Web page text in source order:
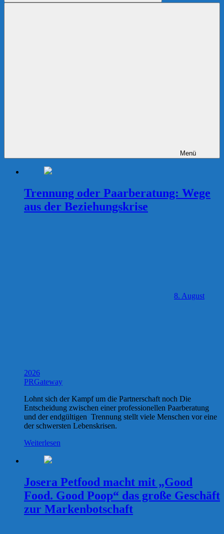
Suchen
Menü
Trennung oder Paarberatung: Wege
aus der Beziehungskrise
8. August
2026
PRGateway
Lohnt sich der Kampf um die Partnerschaft noch Die
Entscheidung zwischen einer professionellen Paarberatung
und der endgültigen Trennung stellt viele Menschen vor eine
der schwersten Lebenskrisen.
Weiterlesen
Josera Petfood macht mit „Good
Food. Good Poop“ das große Geschäft
zur Markenbotschaft